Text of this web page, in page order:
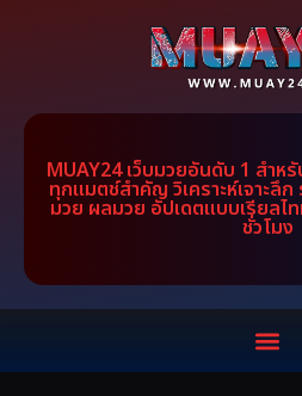
MUAY24 เว็บมวยอันดับ 1 สำห
ทุกแมตช์สำคัญ วิเคราะห์เจาะลึ
มวย ผลมวย อัปเดตแบบเรียลไ
ชั่วโมง